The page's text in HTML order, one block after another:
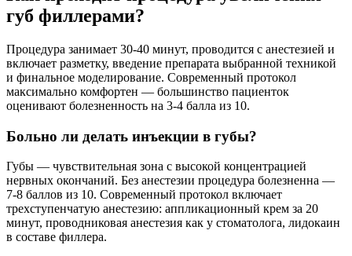
губ филлерами?
Процедура занимает 30-40 минут, проводится с анестезией и
включает разметку, введение препарата выбранной техникой
и финальное моделирование. Современный протокол
максимально комфортен — большинство пациенток
оценивают болезненность на 3-4 балла из 10.
Больно ли делать инъекции в губы?
Губы — чувствительная зона с высокой концентрацией
нервных окончаний. Без анестезии процедура болезненна —
7-8 баллов из 10. Современный протокол включает
трехступенчатую анестезию: аппликационный крем за 20
минут, проводниковая анестезия как у стоматолога, лидокаин
в составе филлера.